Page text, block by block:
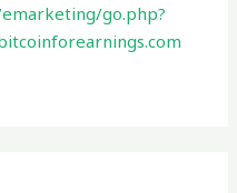
go.php?